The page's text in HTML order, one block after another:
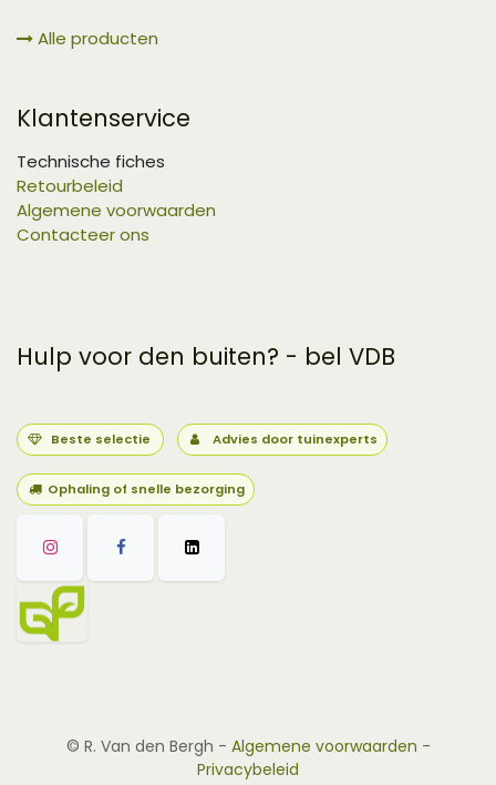
Alle producten
Klantenservice
Technische fiches
Retourbeleid
Algemene voorwaarden
Contacteer ons
Hulp voor den buiten? - bel VDB
Beste selectie Advies door tuinexperts
Ophaling of snelle bezorging
© R. Van den Bergh - Algemene voorwaarden -
Privacybeleid